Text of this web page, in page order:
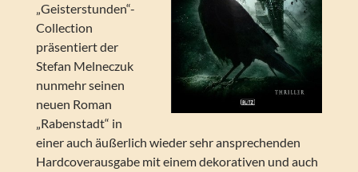
„Geisterstunden“-
Collection
präsentiert der
Stefan Melneczuk
nunmehr seinen
neuen Roman
„Rabenstadt“ in
einer auch äußerlich wieder sehr ansprechenden
Hardcoverausgabe mit einem dekorativen und auch